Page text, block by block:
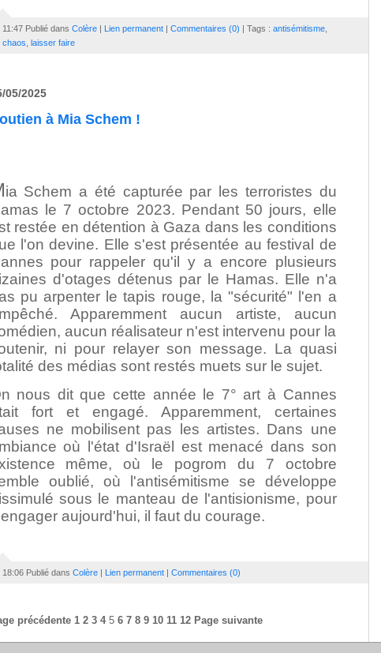
11:47 Publié dans Colère| Lien permanent| Commentaires (0) | Tags : antisémitisme,
chaos laisser faire
05/2025
à Mia Schem !
ia Schem a été capturée par les terroristes du
le 7 octobre 2023. Pendant 50 jours, elle
restée en détention à Gaza dans les conditions
l'on devine. Elle s'est présentée au festival de
pour rappeler qu'il y a encore plusieurs
d'otages détenus par le Hamas. Elle n'a
pu arpenter le tapis rouge, la "sécurité" l'en a
Apparemment aucun artiste, aucun
aucun réalisateur n'est intervenu pour la
ni pour relayer son message. La quasi
des médias sont restés muets sur le sujet.
nous dit que cette année le 7° art à Cannes
fort et engagé. Apparemment, certaines
ne mobilisent pas les artistes. Dans une
où l'état d'Israël est menacé dans son
même, où le pogrom du 7 octobre
oublié, où l'antisémitisme se développe
sous le manteau de l'antisionisme, pour
aujourd'hui, il faut du courage.
18:06 Publié dans Colère| Lien permanent| Commentaires (0)
précédente 1 2 3 4 5 6 7 8 9 10 11 12 Page suivante